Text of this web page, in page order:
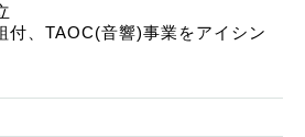
付、TAOC(音響)事業をアイシン